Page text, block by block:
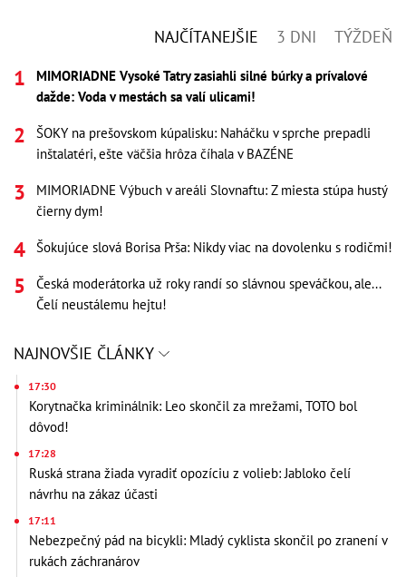
NAJČÍTANEJŠIE 3 DNI TÝŽDEŇ
MIMORIADNE Vysoké Tatry zasiahli silné búrky a prívalové
dažde: Voda v mestách sa valí ulicami!
ŠOKY na prešovskom kúpalisku: Naháčku v sprche prepadli
inštalatéri, ešte väčšia hrôza číhala v BAZÉNE
MIMORIADNE Výbuch v areáli Slovnaftu: Z miesta stúpa hustý
čierny dym!
Šokujúce slová Borisa Prša: Nikdy viac na dovolenku s rodičmi!
Česká moderátorka už roky randí so slávnou speváčkou, ale...
Čelí neustálemu hejtu!
NAJNOVŠIE ČLÁNKY
17:30
Korytnačka kriminálnik: Leo skončil za mrežami, TOTO bol
dôvod!
17:28
Ruská strana žiada vyradiť opozíciu z volieb: Jabloko čelí
návrhu na zákaz účasti
17:11
Nebezpečný pád na bicykli: Mladý cyklista skončil po zranení v
rukách záchranárov